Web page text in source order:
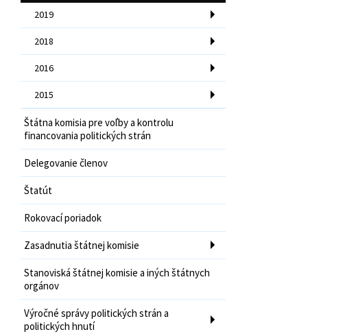
2019
2018
2016
2015
Štátna komisia pre voľby a kontrolu
financovania politických strán
Delegovanie členov
Štatút
Rokovací poriadok
Zasadnutia štátnej komisie
Stanoviská štátnej komisie a iných štátnych
orgánov
Výročné správy politických strán a
politických hnutí